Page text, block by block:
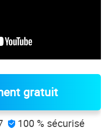
gratuit
 100 % sécurisé